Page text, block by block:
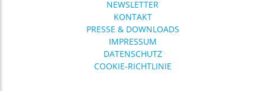
NEWSLETTER
KONTAKT
PRESSE & DOWNLOADS
IMPRESSUM
DATENSCHUTZ
COOKIE-RICHTLINIE